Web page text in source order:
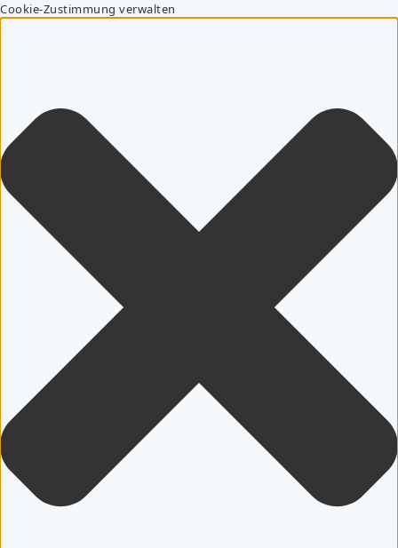
Cookie-Zustimmung verwalten